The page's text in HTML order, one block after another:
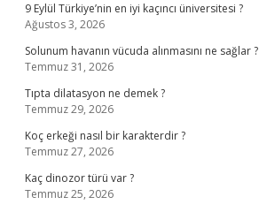
9 Eylül Türkiye’nin en iyi kaçıncı üniversitesi ?
Ağustos 3, 2026
Solunum havanın vücuda alınmasını ne sağlar ?
Temmuz 31, 2026
Tıpta dilatasyon ne demek ?
Temmuz 29, 2026
Koç erkeği nasıl bir karakterdir ?
Temmuz 27, 2026
Kaç dinozor türü var ?
Temmuz 25, 2026